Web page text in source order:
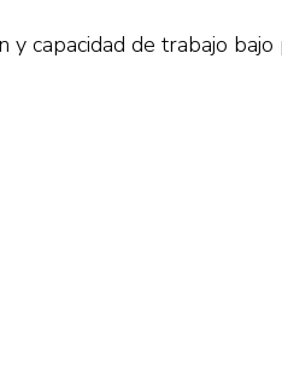
y capacidad de trabajo bajo